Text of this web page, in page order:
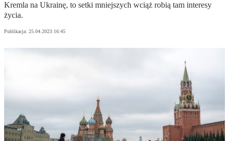
Kremla na Ukrainę, to setki mniejszych wciąż robią tam interesy
życia.
Publikacja: 25.04.2023 16:45